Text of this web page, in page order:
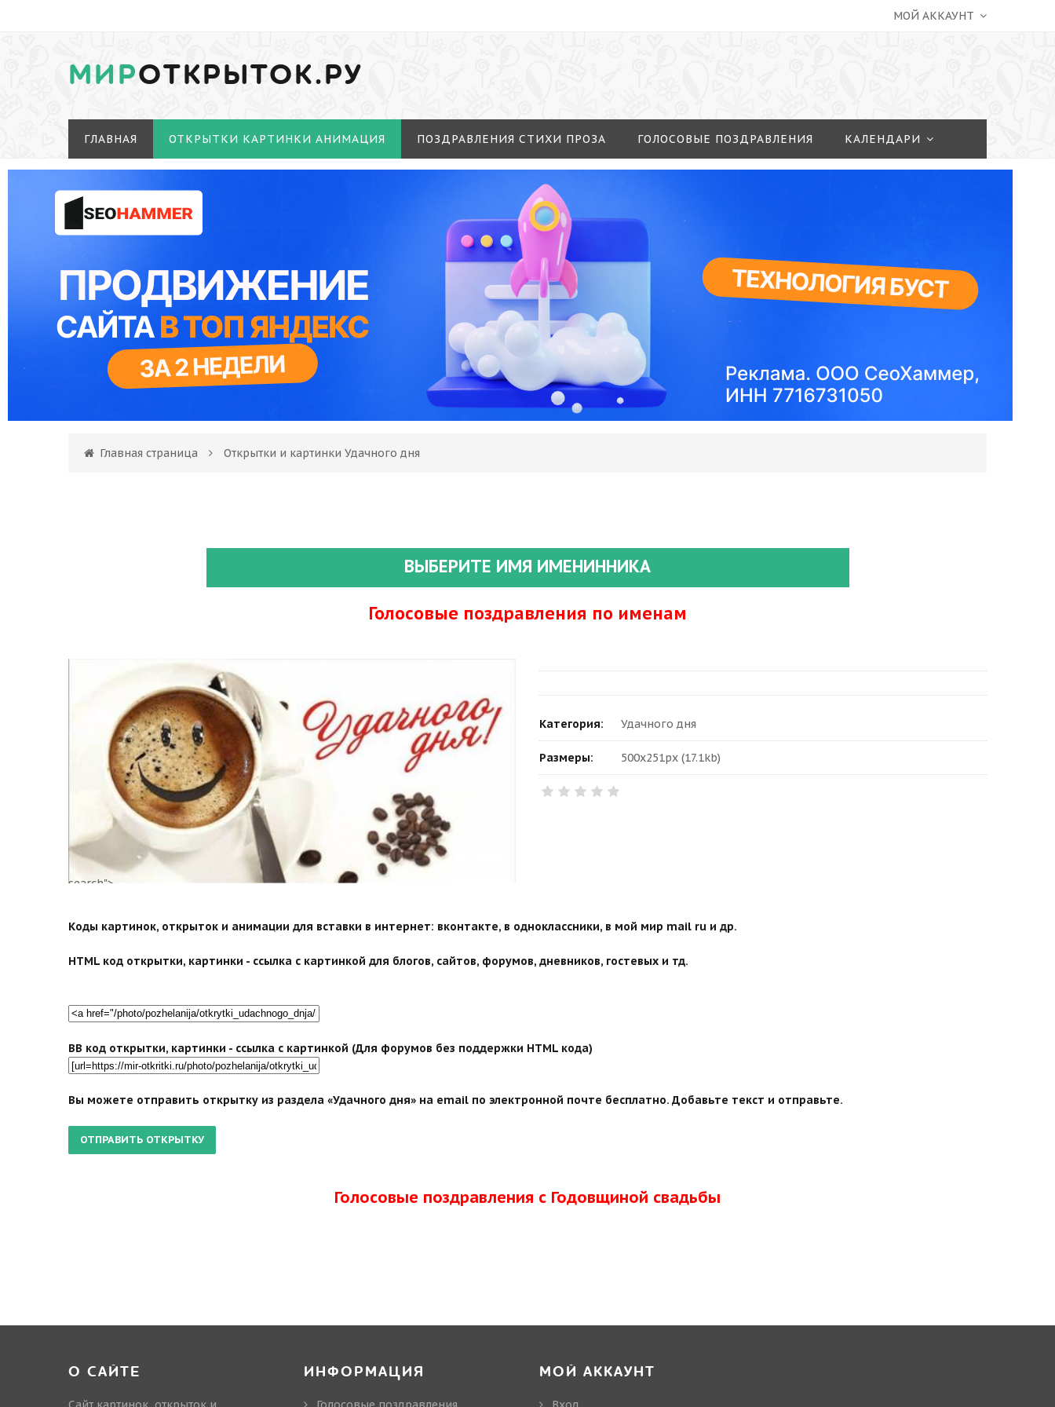
МОЙ АККАУНТ
МИРОТКРЫТОК.РУ
ГЛАВНАЯ ОТКРЫТКИ КАРТИНКИ АНИМАЦИЯ ПОЗДРАВЛЕНИЯ СТИХИ ПРОЗА ГОЛОСОВЫЕ ПОЗДРАВЛЕНИЯ КАЛЕНДАРИ
Главная страница Открытки и картинки Удачного дня
ВЫБЕРИТЕ ИМЯ ИМЕНИННИКА
Голосовые поздравления по именам
search">
Категория: Удачного дня
Размеры: 500x251px (17.1kb)
Коды картинок, открыток и анимации для вставки в интернет: вконтакте, в одноклассники, в мой мир mail ru и др.
HTML код открытки, картинки - ссылка с картинкой для блогов, сайтов, форумов, дневников, гостевых и тд.
BB код открытки, картинки - ссылка с картинкой (Для форумов без поддержки HTML кода)
Вы можете отправить открытку из раздела «Удачного дня» на email по электронной почте бесплатно. Добавьте текст и отправьте.
Голосовые поздравления с Годовщиной свадьбы
О САЙТЕ ИНФОРМАЦИЯ МОЙ АККАУНТ